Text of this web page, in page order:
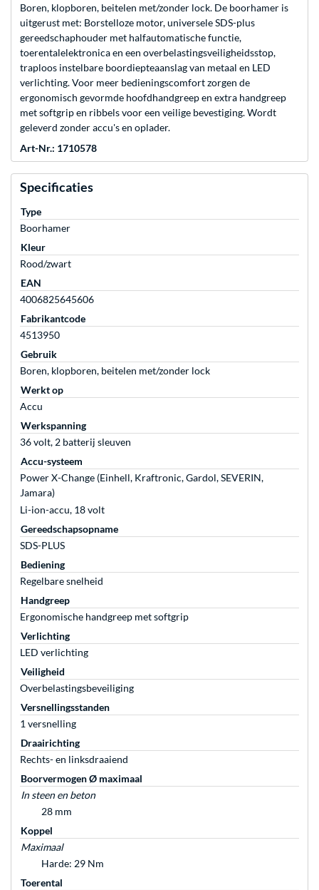
Boren, klopboren, beitelen met/zonder lock. De boorhamer is
uitgerust met: Borstelloze motor, universele SDS-plus
gereedschaphouder met halfautomatische functie,
toerentalelektronica en een overbelastingsveiligheidsstop,
traploos instelbare boordiepteaanslag van metaal en LED
verlichting. Voor meer bedieningscomfort zorgen de
ergonomisch gevormde hoofdhandgreep en extra handgreep
met softgrip en ribbels voor een veilige bevestiging. Wordt
geleverd zonder accu's en oplader.
Art-Nr.: 1710578
Specificaties
Type
Boorhamer
Kleur
Rood/zwart
EAN
4006825645606
Fabrikantcode
4513950
Gebruik
Boren, klopboren, beitelen met/zonder lock
Werkt op
Accu
Werkspanning
36 volt, 2 batterij sleuven
Accu-systeem
Power X-Change (Einhell, Kraftronic, Gardol, SEVERIN,
Jamara)
Li-ion-accu, 18 volt
Gereedschapsopname
SDS-PLUS
Bediening
Regelbare snelheid
Handgreep
Ergonomische handgreep met softgrip
Verlichting
LED verlichting
Veiligheid
Overbelastingsbeveiliging
Versnellingsstanden
1 versnelling
Draairichting
Rechts- en linksdraaiend
Boorvermogen Ø maximaal
In steen en beton
28 mm
Koppel
Maximaal
Harde: 29 Nm
Toerental